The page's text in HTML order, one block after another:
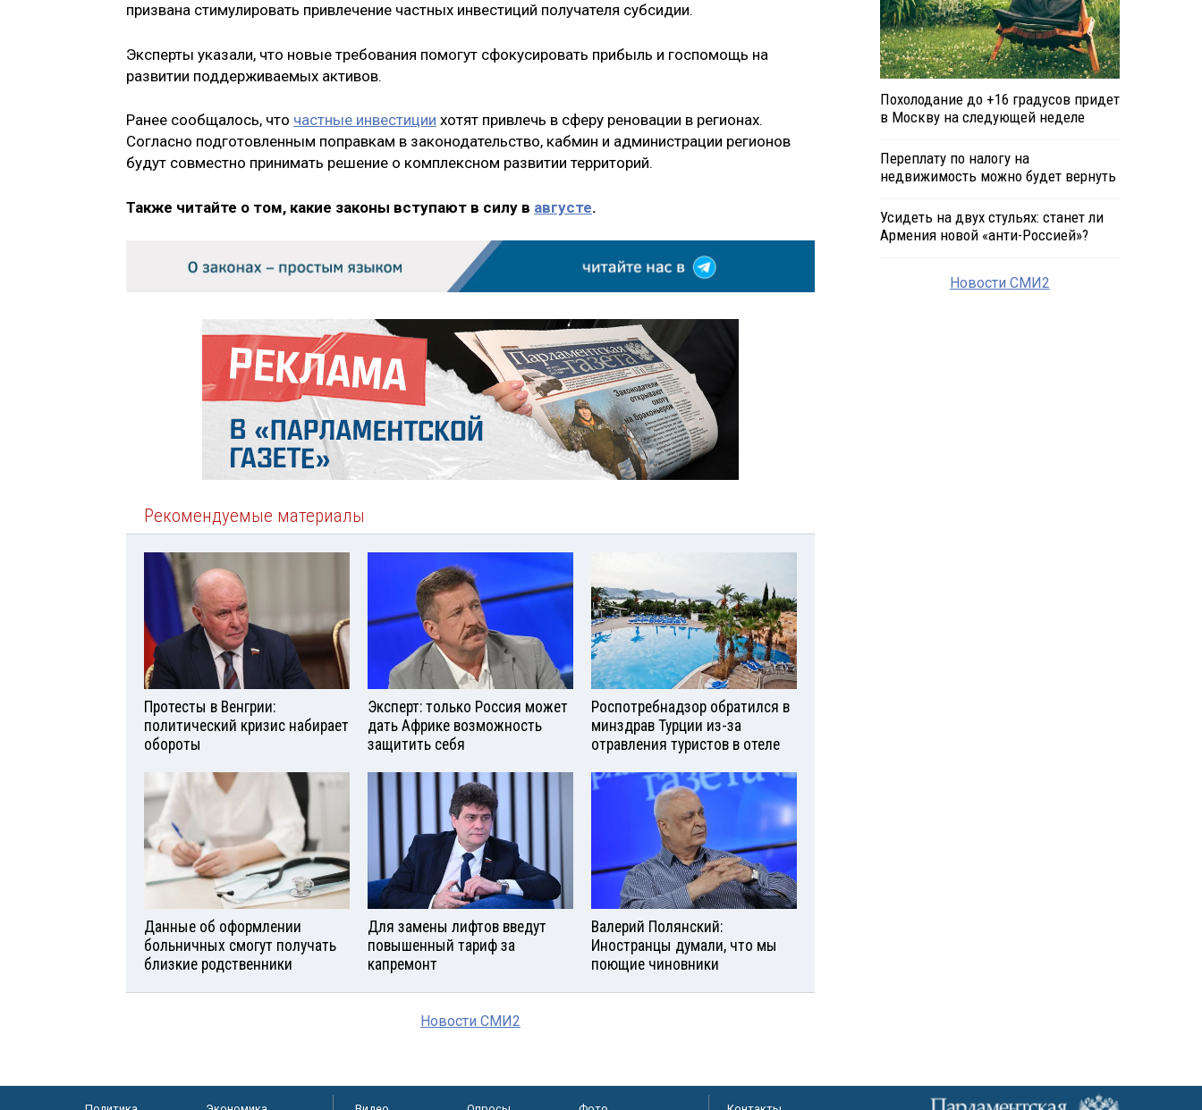
призвана стимулировать привлечение частных инвестиций получателя субсидии.
Эксперты указали, что новые требования помогут сфокусировать прибыль и госпомощь на
развитии поддерживаемых активов.
Ранее сообщалось, что частные инвестиции хотят привлечь в сферу реновации в регионах.
Согласно подготовленным поправкам в законодательство, кабмин и администрации регионов
будут совместно принимать решение о комплексном развитии территорий.
Также читайте о том, какие законы вступают в силу в августе.
Рекомендуемые материалы
Протесты в Венгрии:
политический кризис набирает
обороты
Эксперт: только Россия может
дать Африке возможность
защитить себя
Роспотребнадзор обратился в
минздрав Турции из-за
отравления туристов в отеле
Данные об оформлении
больничных смогут получать
близкие родственники
Для замены лифтов введут
повышенный тариф за
капремонт
Валерий Полянский:
Иностранцы думали, что мы
поющие чиновники
Новости СМИ2
Похолодание до +16 градусов придет
в Москву на следующей неделе
Переплату по налогу на
недвижимость можно будет вернуть
Усидеть на двух стульях: станет ли
Армения новой «анти-Россией»?
Новости СМИ2